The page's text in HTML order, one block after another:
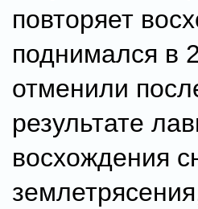
повторяет
поднимался в
отменили
результате
восхождения